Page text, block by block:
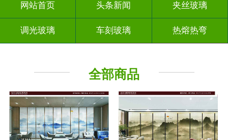
网站首页 头条新闻 夹丝玻璃
调光玻璃 车刻玻璃 热熔热弯
全部商品